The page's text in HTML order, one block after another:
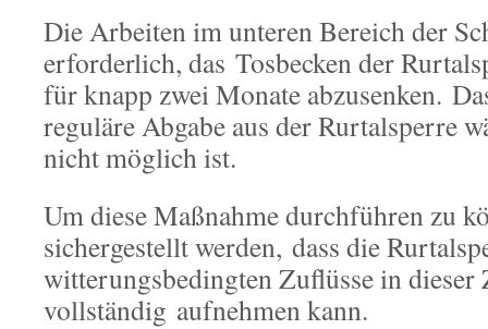
Die Arbeiten im unteren Bereich der
erforderlich, das Tosbecken der
für knapp zwei Monate abzusenken.
reguläre Abgabe aus der Rurtalsperre
nicht möglich ist.
Um diese Maßnahme durchführen zu
sichergestellt werden, dass die
witterungsbedingten Zuflüsse in dieser
vollständig aufnehmen kann.